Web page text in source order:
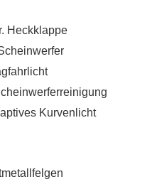
Heckklappe
Kurvenlicht